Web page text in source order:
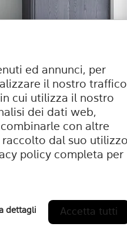
ed annunci, per
il nostro
cui utilizza il nostro
dei dati web,
con altre
dal suo utilizzo
policy completa per
dettagli Accetta tutti